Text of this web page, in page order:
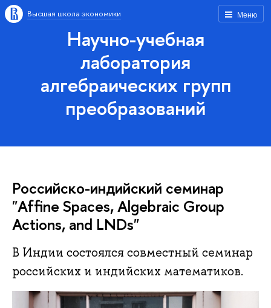
Меню
Высшая школа экономики
Научно-учебная
лаборатория
алгебраических групп
преобразований
Российско-индийский семинар
"Affine Spaces, Algebraic Group
Actions, and LNDs"
В Индии состоялся совместный семинар
российских и индийских математиков.